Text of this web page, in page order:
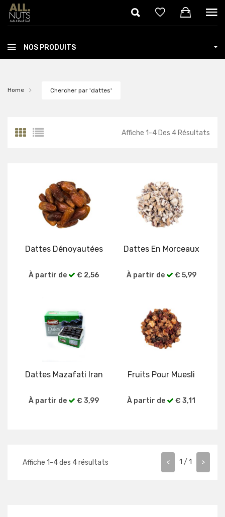
Skip to main content
NOS PRODUITS
Home Chercher par 'dattes'
Affiche 1-4 Des 4 Résultats
Dattes Dénoyautées
À partir de € 2,56
Dattes En Morceaux
À partir de € 5,99
Dattes Mazafati Iran
À partir de € 3,99
Fruits Pour Muesli
À partir de € 3,11
Affiche 1-4des 4résultats < 1 / 1 >